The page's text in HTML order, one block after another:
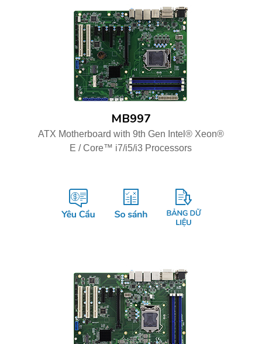
MB997
ATX Motherboard with 9th Gen Intel® Xeon®
E / Core™ i7/i5/i3 Processors